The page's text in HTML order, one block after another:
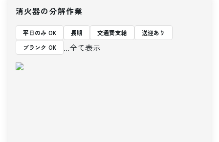
消火器の分解作業
平日のみ OK 長期 交通費支給
送迎あり
ブランク OK
...全て表示